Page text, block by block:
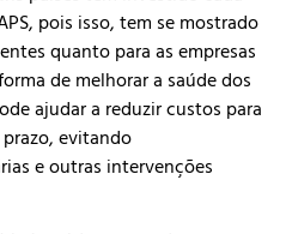
pois isso, tem se mostrado
quanto para as empresas
de melhorar a saúde dos
ajudar a reduzir custos para
evitando
e outras intervenções